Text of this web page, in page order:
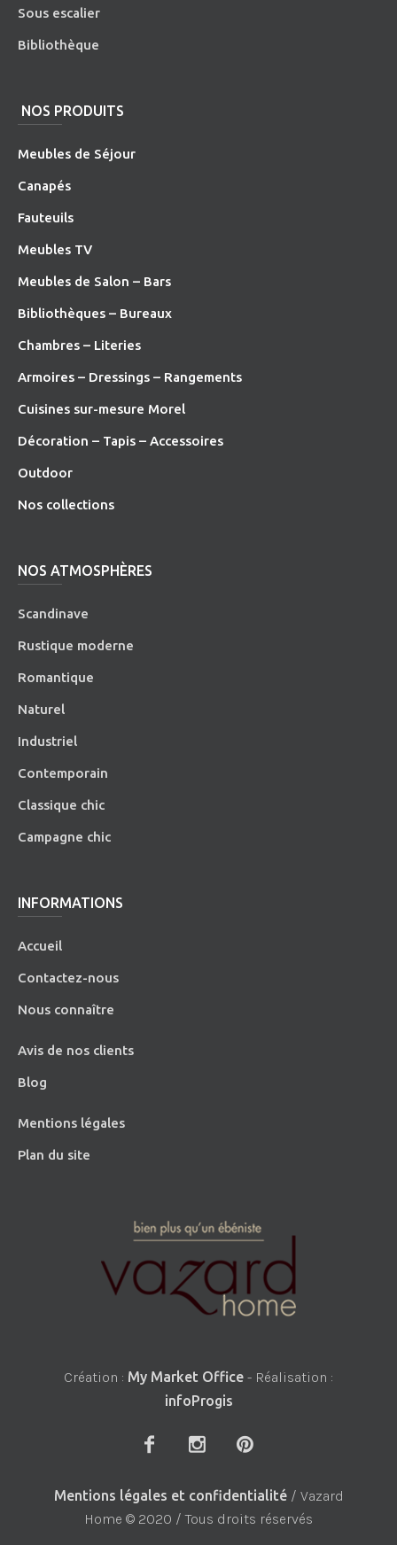
Sous escalier
Bibliothèque
NOS PRODUITS
Meubles de Séjour
Canapés
Fauteuils
Meubles TV
Meubles de Salon – Bars
Bibliothèques – Bureaux
Chambres – Literies
Armoires – Dressings – Rangements
Cuisines sur-mesure Morel
Décoration – Tapis – Accessoires
Outdoor
Nos collections
NOS ATMOSPHÈRES
Scandinave
Rustique moderne
Romantique
Naturel
Industriel
Contemporain
Classique chic
Campagne chic
INFORMATIONS
Accueil
Contactez-nous
Nous connaître
Avis de nos clients
Blog
Mentions légales
Plan du site
Création : My Market Office - Réalisation :
infoProgis
Mentions légales et confidentialité/ Vazard
Home © 2020 / Tous droits réservés